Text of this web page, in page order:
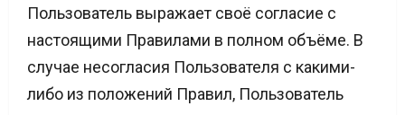
Пользователь выражает своё согласие с
настоящими Правилами в полном объёме. В
случае несогласия Пользователя с какими-
либо из положений Правил, Пользователь